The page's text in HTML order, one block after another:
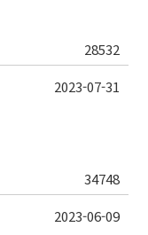
28532
34748
2023-07-31
2023-06-09